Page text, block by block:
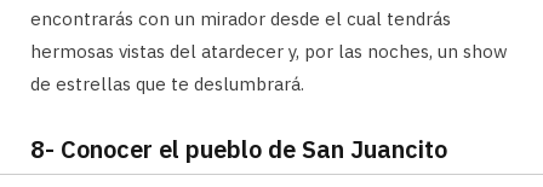
encontrarás con un mirador desde el cual tendrás
hermosas vistas del atardecer y, por las noches, un show
de estrellas que te deslumbrará.
8- Conocer el pueblo de San Juancito